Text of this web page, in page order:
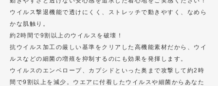
ウイルス撃退機能で透けにくく、ストレッチで動きやすく、なめら
かな肌触り。
約2時間で9割以上のウイルスを破壊！
抗ウイルス加工の厳しい基準をクリアした高機能素材だから、ウイ
ルスなどの細菌の増殖を抑制するのにも効果を発揮します。
ウイルスのエンベロープ、カプシドといった奥まで攻撃して約2時
間で9割以上を減少。ウエアに付着したウイルスや細菌からあなた